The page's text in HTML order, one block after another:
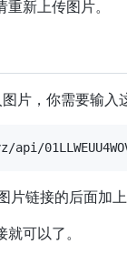
新上传图片。
片，你需要输入
片链接的后面加上
可以了。